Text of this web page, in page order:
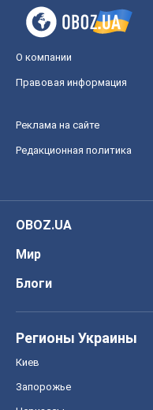
О компании
Правовая информация
Реклама на сайте
Редакционная политика
OBOZ.UA
Мир
Блоги
Регионы Украины
Киев
Запорожье